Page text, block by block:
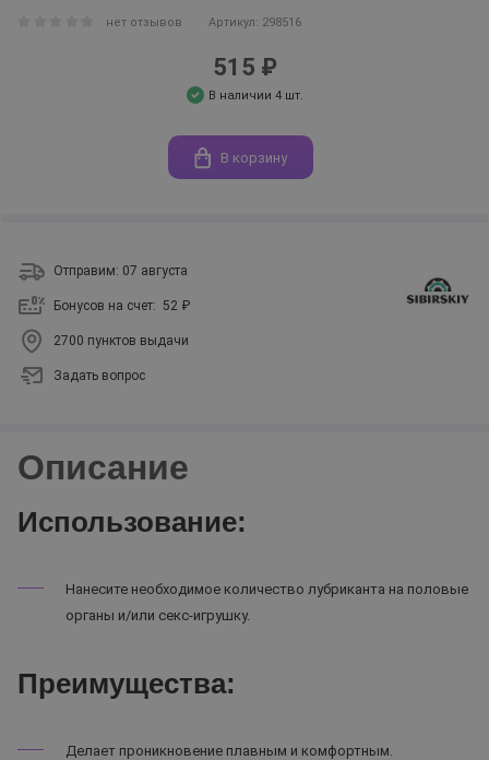
нет отзывов Артикул: 298516
515 ₽
В наличии 4 шт.
В корзину
Отправим: 07 августа
Бонусов на счет: 52 ₽
2700 пунктов выдачи
Задать вопрос
Описание
Использование:
Нанесите необходимое количество лубриканта на половые
органы и/или секс-игрушку.
Преимущества:
Делает проникновение плавным и комфортным.